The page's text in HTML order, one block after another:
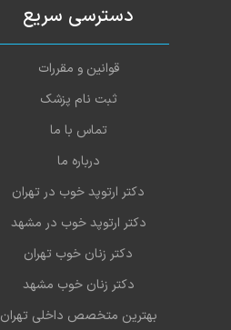
دسترسی سریع
قوانین و مقررات
ثبت نام پزشک
تماس با ما
درباره ما
دکتر ارتوپد خوب در تهران
دکتر ارتوپد خوب در مشهد
دکتر زنان خوب تهران
دکتر زنان خوب مشهد
بهترین متخصص داخلی تهران